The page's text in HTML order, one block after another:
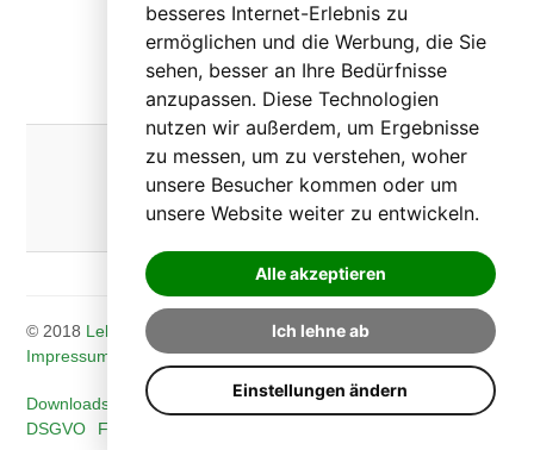
besseres Internet-Erlebnis zu
ermöglichen und die Werbung, die Sie
sehen, besser an Ihre Bedürfnisse
anzupassen. Diese Technologien
nutzen wir außerdem, um Ergebnisse
zu messen, um zu verstehen, woher
unsere Besucher kommen oder um
unsere Website weiter zu entwickeln.
Alle akzeptieren
Ich lehne ab
Einstellungen ändern
Wohneinrichtung
Friedhofgasse
Kindberg
Telefon:
+43
3865
2477
440
Gartengasse
Kindberg
Telefon:
+43
3865
2477
© 2018 Lebenshilfe Mürztal
. Alle Rechte vorbehalten.
Impressum
Cookies
Downloads Kontakte Hinweisgeberschutz
Termine
DSGVO
Facebook